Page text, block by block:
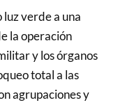
verde a una
la operación
y los órganos
total a las
agrupaciones y